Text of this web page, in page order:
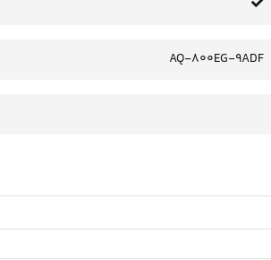
AQ-800EG-9ADF